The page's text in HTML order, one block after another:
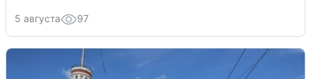
5 августа 97